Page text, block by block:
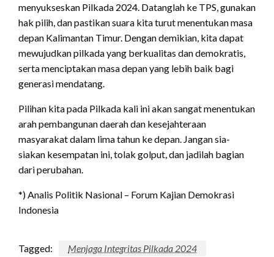
menyukseskan Pilkada 2024. Datanglah ke TPS, gunakan
hak pilih, dan pastikan suara kita turut menentukan masa
depan Kalimantan Timur. Dengan demikian, kita dapat
mewujudkan pilkada yang berkualitas dan demokratis,
serta menciptakan masa depan yang lebih baik bagi
generasi mendatang.
Pilihan kita pada Pilkada kali ini akan sangat menentukan
arah pembangunan daerah dan kesejahteraan
masyarakat dalam lima tahun ke depan. Jangan sia-
siakan kesempatan ini, tolak golput, dan jadilah bagian
dari perubahan.
*) Analis Politik Nasional – Forum Kajian Demokrasi
Indonesia
Tagged:
Menjaga Integritas Pilkada 2024